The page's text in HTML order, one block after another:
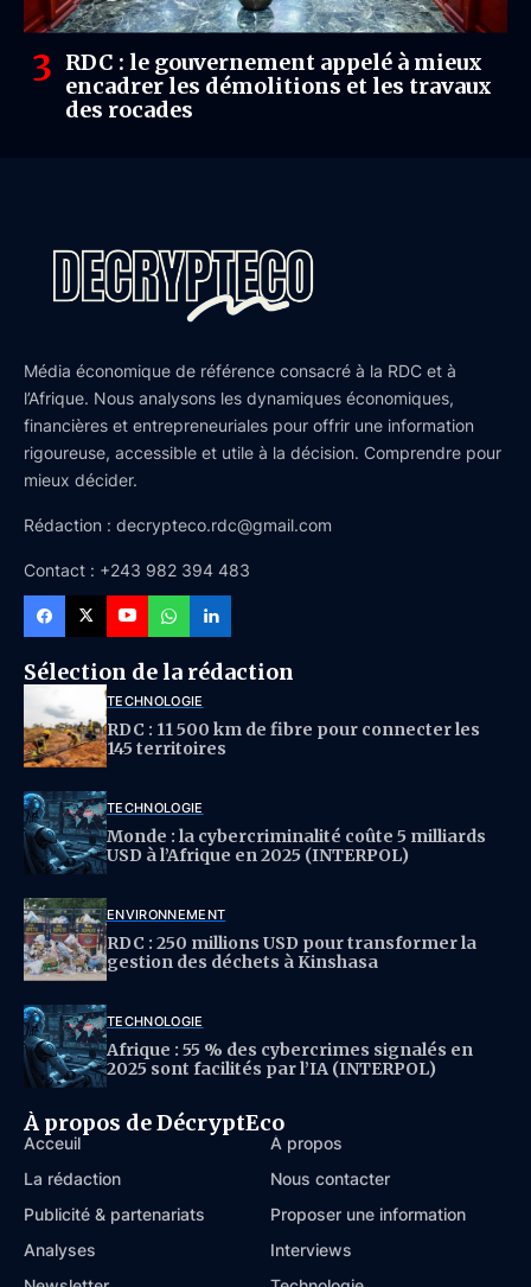
RDC : le gouvernement appelé à mieux
encadrer les démolitions et les travaux
des rocades
Média économique de référence consacré à la RDC et à
l’Afrique. Nous analysons les dynamiques économiques,
financières et entrepreneuriales pour offrir une information
rigoureuse, accessible et utile à la décision. Comprendre pour
mieux décider.
Rédaction : decrypteco.rdc@gmail.com
Contact : +243 982 394 483
Sélection de la rédaction
TECHNOLOGIE
RDC : 11 500 km de fibre pour connecter les
145 territoires
TECHNOLOGIE
Monde : la cybercriminalité coûte 5 milliards
USD à l’Afrique en 2025 (INTERPOL)
ENVIRONNEMENT
RDC : 250 millions USD pour transformer la
gestion des déchets à Kinshasa
TECHNOLOGIE
Afrique : 55 % des cybercrimes signalés en
2025 sont facilités par l’IA (INTERPOL)
À propos de DécryptEco
Acceuil
À propos
La rédaction
Nous contacter
Publicité & partenariats
Proposer une information
Analyses
Interviews